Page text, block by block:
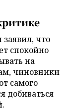
что
спокойно
на
чиновники
самого
добиваться